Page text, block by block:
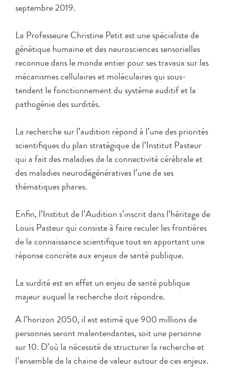
septembre 2019.
La Professeure Christine Petit est une spécialiste de
génétique humaine et des neurosciences sensorielles
reconnue dans le monde entier pour ses travaux sur les
mécanismes cellulaires et moléculaires qui sous-
tendent le fonctionnement du système auditif et la
pathogénie des surdités.
La recherche sur l’audition répond à l’une des priorités
scientifiques du plan stratégique de l’Institut Pasteur
qui a fait des maladies de la connectivité cérébrale et
des maladies neurodégénératives l’une de ses
thématiques phares.
Enfin, l’Institut de l’Audition s’inscrit dans l’héritage de
Louis Pasteur qui consiste à faire reculer les frontières
de la connaissance scientifique tout en apportant une
réponse concrète aux enjeux de santé publique.
La surdité est en effet un enjeu de santé publique
majeur auquel la recherche doit répondre.
A l’horizon 2050, il est estimé que 900 millions de
personnes seront malentendantes, soit une personne
sur 10. D’où la nécessité de structurer la recherche et
l’ensemble de la chaine de valeur autour de ces enjeux.